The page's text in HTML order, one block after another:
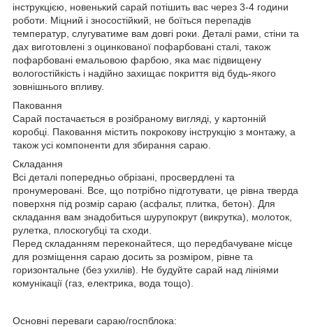
інструкцією, новенький сарай потішить вас через 3-4 години
роботи. Міцний і зносостійкий, не боїться перепадів
температур, слугуватиме вам довгі роки. Деталі рами, стіни та
дах виготовлені з оцинкованої пофарбовані сталі, також
пофарбовані емальовою фарбою, яка має підвищену
вологостійкість і надійно захищає покриття від будь-якого
зовнішнього впливу.
Паковання
Сарай постачається в розібраному вигляді, у картонній
коробці. Паковання містить покрокову інструкцію з монтажу, а
також усі компоненти для збирання сараю.
Складання
Всі деталі попередньо обрізані, просвердлені та
пронумеровані. Все, що потрібно підготувати, це рівна тверда
поверхня під розмір сараю (асфальт, плитка, бетон). Для
складання вам знадобиться шурупокрут (викрутка), молоток,
рулетка, плоскогубці та сходи.
Перед складанням переконайтеся, що передбачуване місце
для розміщення сараю досить за розміром, рівне та
горизонтальне (без ухилів). Не будуйте сарай над лініями
комунікації (газ, електрика, вода тощо).
Основні переваги сараю/госпблока: